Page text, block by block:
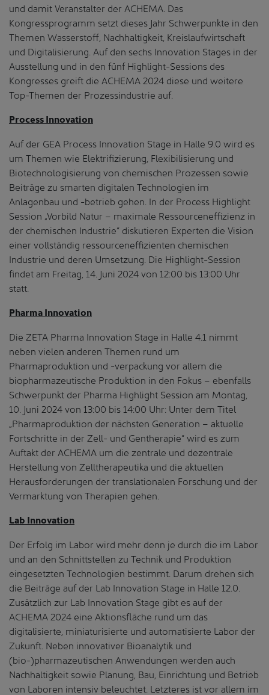
und damit Veranstalter der ACHEMA. Das
Kongressprogramm setzt dieses Jahr Schwerpunkte in den
Themen Wasserstoff, Nachhaltigkeit, Kreislaufwirtschaft
und Digitalisierung. Auf den sechs Innovation Stages in der
Ausstellung und in den fünf Highlight-Sessions des
Kongresses greift die ACHEMA 2024 diese und weitere
Top-Themen der Prozessindustrie auf.
Process Innovation
Auf der GEA Process Innovation Stage in Halle 9.0 wird es
um Themen wie Elektrifizierung, Flexibilisierung und
Biotechnologisierung von chemischen Prozessen sowie
Beiträge zu smarten digitalen Technologien im
Anlagenbau und -betrieb gehen. In der Process Highlight
Session „Vorbild Natur – maximale Ressourceneffizienz in
der chemischen Industrie” diskutieren Experten die Vision
einer vollständig ressourceneffizienten chemischen
Industrie und deren Umsetzung. Die Highlight-Session
findet am Freitag, 14. Juni 2024 von 12:00 bis 13:00 Uhr
statt.
Pharma Innovation
Die ZETA Pharma Innovation Stage in Halle 4.1 nimmt
neben vielen anderen Themen rund um
Pharmaproduktion und -verpackung vor allem die
biopharmazeutische Produktion in den Fokus – ebenfalls
Schwerpunkt der Pharma Highlight Session am Montag,
10. Juni 2024 von 13:00 bis 14:00 Uhr: Unter dem Titel
„Pharmaproduktion der nächsten Generation – aktuelle
Fortschritte in der Zell- und Gentherapie“ wird es zum
Auftakt der ACHEMA um die zentrale und dezentrale
Herstellung von Zelltherapeutika und die aktuellen
Herausforderungen der translationalen Forschung und der
Vermarktung von Therapien gehen.
Lab Innovation
Der Erfolg im Labor wird mehr denn je durch die im Labor
und an den Schnittstellen zu Technik und Produktion
eingesetzten Technologien bestimmt. Darum drehen sich
die Beiträge auf der Lab Innovation Stage in Halle 12.0.
Zusätzlich zur Lab Innovation Stage gibt es auf der
ACHEMA 2024 eine Aktionsfläche rund um das
digitalisierte, miniaturisierte und automatisierte Labor der
Zukunft. Neben innovativer Bioanalytik und
(bio-)pharmazeutischen Anwendungen werden auch
Nachhaltigkeit sowie Planung, Bau, Einrichtung und Betrieb
von Laboren intensiv beleuchtet. Letzteres ist vor allem im